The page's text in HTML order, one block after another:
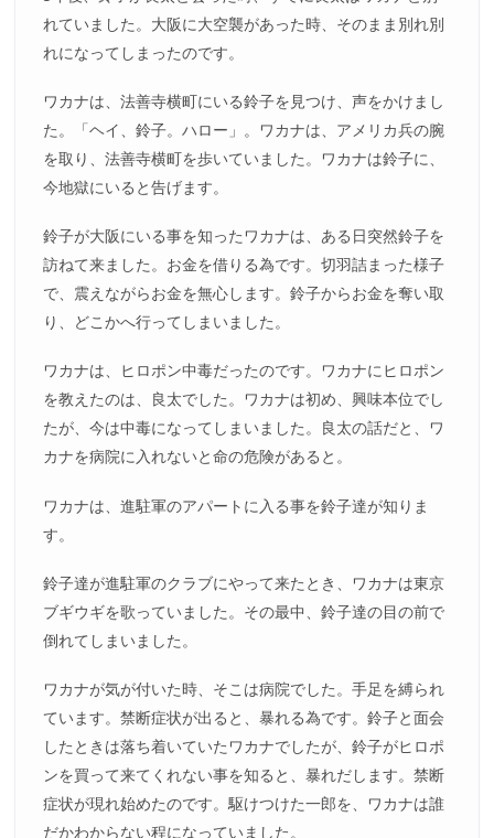
れていました。大阪に大空襲があった時、そのまま別れ別
れになってしまったのです。
ワカナは、法善寺横町にいる鈴子を見つけ、声をかけまし
た。「ヘイ、鈴子。ハロー」。ワカナは、アメリカ兵の腕
を取り、法善寺横町を歩いていました。ワカナは鈴子に、
今地獄にいると告げます。
鈴子が大阪にいる事を知ったワカナは、ある日突然鈴子を
訪ねて来ました。お金を借りる為です。切羽詰まった様子
で、震えながらお金を無心します。鈴子からお金を奪い取
り、どこかへ行ってしまいました。
ワカナは、ヒロポン中毒だったのです。ワカナにヒロポン
を教えたのは、良太でした。ワカナは初め、興味本位でし
たが、今は中毒になってしまいました。良太の話だと、ワ
カナを病院に入れないと命の危険があると。
ワカナは、進駐軍のアパートに入る事を鈴子達が知りま
す。
鈴子達が進駐軍のクラブにやって来たとき、ワカナは東京
ブギウギを歌っていました。その最中、鈴子達の目の前で
倒れてしまいました。
ワカナが気が付いた時、そこは病院でした。手足を縛られ
ています。禁断症状が出ると、暴れる為です。鈴子と面会
したときは落ち着いていたワカナでしたが、鈴子がヒロポ
ンを買って来てくれない事を知ると、暴れだします。禁断
症状が現れ始めたのです。駆けつけた一郎を、ワカナは誰
だかわからない程になっていました。